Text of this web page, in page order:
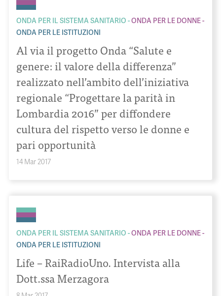
ONDA PER IL SISTEMA SANITARIO
ONDA PER LE DONNE
ONDA PER LE ISTITUZIONI
Al via il progetto Onda “Salute e
genere: il valore della differenza”
realizzato nell’ambito dell’iniziativa
regionale “Progettare la parità in
Lombardia 2016” per diffondere
cultura del rispetto verso le donne e
pari opportunità
14 Mar 2017
ONDA PER IL SISTEMA SANITARIO
ONDA PER LE DONNE
ONDA PER LE ISTITUZIONI
Life – RaiRadioUno. Intervista alla
Dott.ssa Merzagora